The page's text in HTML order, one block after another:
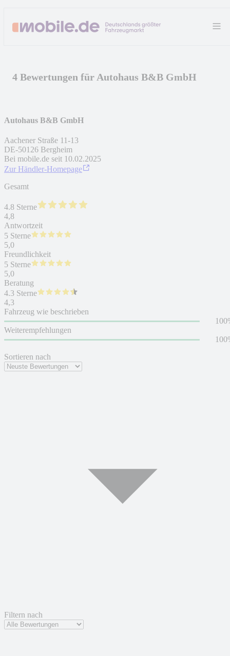
4 Bewertungen für Autohaus B&B GmbH
Sortieren nach
Filtern nach
Autohaus B&B GmbH
Aachener Straße 11-13
DE-50126 Bergheim
Bei mobile.de seit 10.02.2025
Zur Händler-Homepage
Gesamt
4.8 Sterne
4,8
Antwortzeit
5 Sterne
5,0
Freundlichkeit
5 Sterne
5,0
Beratung
4.3 Sterne
4,3
Fahrzeug wie beschrieben
Weiterempfehlungen